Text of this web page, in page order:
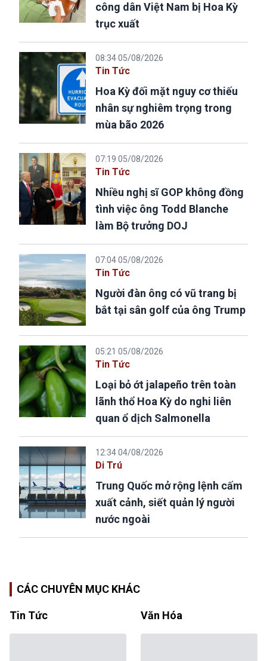
công dân Việt Nam bị Hoa Kỳ
trục xuất
08:34 05/08/2026
Tin Tức
Hoa Kỳ đối mặt nguy cơ thiếu
nhân sự nghiêm trọng trong
mùa bão 2026
07:19 05/08/2026
Tin Tức
Nhiều nghị sĩ GOP không đồng
tình việc ông Todd Blanche
làm Bộ trưởng DOJ
07:04 05/08/2026
Tin Tức
Người đàn ông có vũ trang bị
bắt tại sân golf của ông Trump
05:21 05/08/2026
Tin Tức
Loại bỏ ớt jalapeño trên toàn
lãnh thổ Hoa Kỳ do nghi liên
quan ổ dịch Salmonella
12:34 04/08/2026
Di Trú
Trung Quốc mở rộng lệnh cấm
xuất cảnh, siết quản lý người
nước ngoài
CÁC CHUYÊN MỤC KHÁC
Tin Tức Văn Hóa